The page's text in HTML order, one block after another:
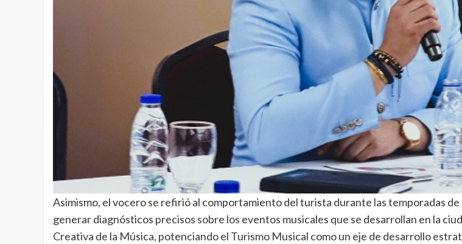
Asimismo, el vocero se refirió al comportamiento del turista durante las temporadas de
generar diagnósticos precisos sobre los eventos musicales que se desarrollan en la
Creativa de la Música, potenciando el Turismo Musical como un eje de desarrollo